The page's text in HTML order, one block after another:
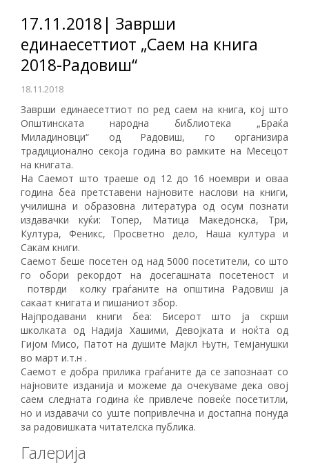
17.11.2018| Заврши
единаесеттиот „Саем на книга
2018-Радовиш“
18.11.2018
Заврши единаесеттиот по ред саем на книга, кој што
Општинската народна библиотека „Браќа
Миладиновци“ од Радовиш, го организира
традиционално секоја година во рамките на Месецот
на книгата.
На Саемот што траеше од 12 до 16 ноември и оваа
година беа претставени најновите наслови на книги,
училишна и образовна литература од осум познати
издавачки куќи: Топер, Матица Македонска, Три,
Култура, Феникс, Просветно дело, Наша култура и
Сакам книги.
Саемот беше посетен од над 5000 посетители, со што
го обори рекордот на досегашната посетеност и
потврди колку граѓаните на општина Радовиш ја
сакаат книгата и пишаниот збор.
Најпродавани книги беа: Бисерот што ја скрши
школката од Надија Хашими, Девојката и ноќта од
Гијом Мисо, Патот на душите Мајкл Њутн, Темјанушки
во март и.т.н .
Саемот е добра прилика граѓаните да се запознаат со
најновите изданија и можеме да очекуваме дека овој
саем следната година ќе привлече повеќе посетитли,
но и издавачи со уште попривлечна и достапна понуда
за радовишката читателска публика.
Галерија